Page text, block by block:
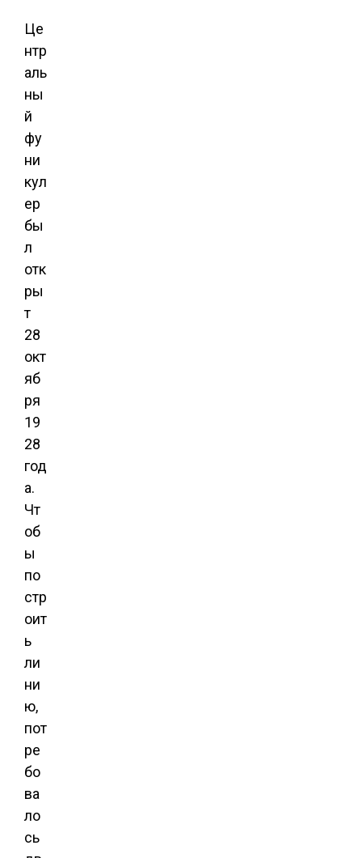
Це
нтр
аль
ны
й
фу
ни
кул
ер
бы
л
отк
ры
т
28
окт
яб
ря
19
28
год
а.
Чт
об
ы
по
стр
оит
ь
ли
ни
ю,
пот
ре
бо
ва
ло
сь